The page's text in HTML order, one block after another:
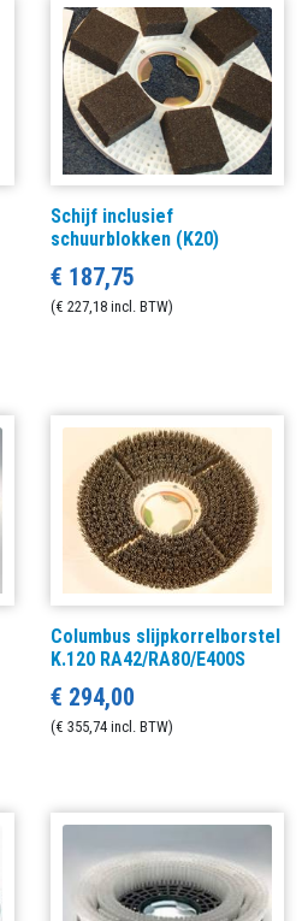
Schijf inclusief
schuurblokken (K20)
€ 187,75
(€ 227,18 incl. BTW)
Columbus slijpkorrelborstel
K.120 RA42/RA80/E400S
€ 294,00
(€ 355,74 incl. BTW)